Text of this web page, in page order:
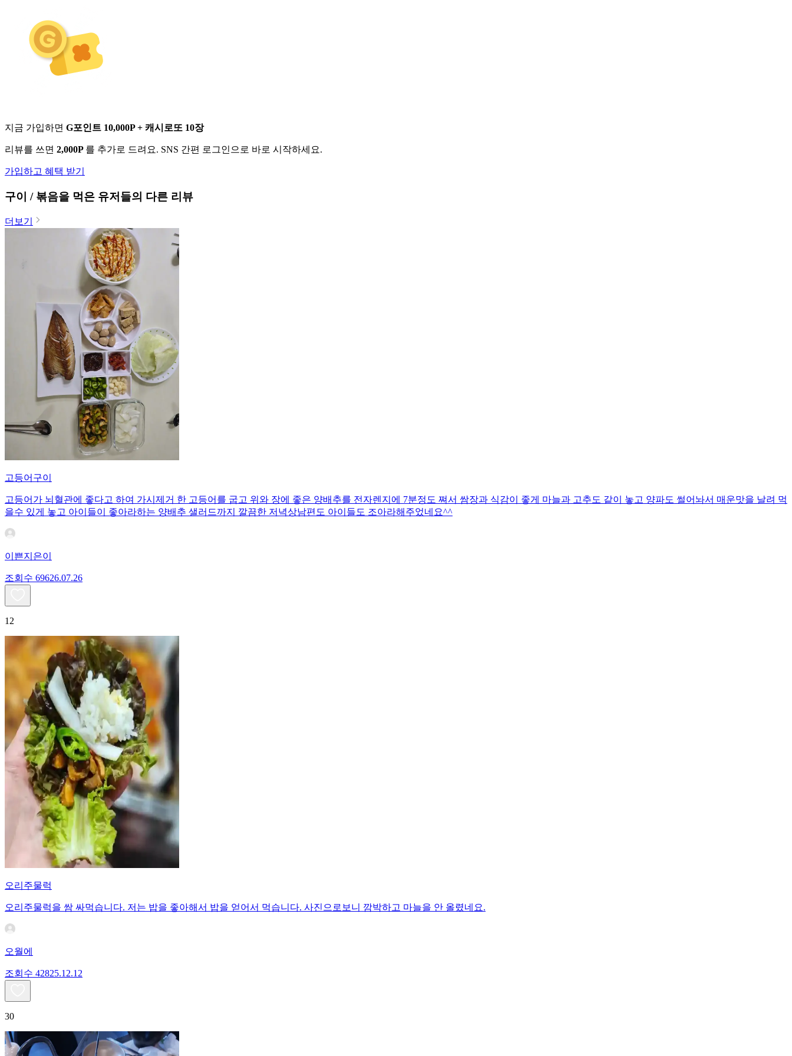
지금 가입하면 G포인트 10,000P + 캐시로또 10장
리뷰를 쓰면 2,000P 를 추가로 드려요. SNS 간편 로그인으로 바로 시작하세요.
가입하고 혜택 받기
구이 / 볶음을 먹은 유저들의 다른 리뷰
더보기
고등어구이
고등어가 뇌혈관에 좋다고 하여 가시제거 한 고등어를 굽고 위와 장에 좋은 양배추를 전자렌지에 7분정도 쪄서 쌈장과 식감이 좋게 마늘과 고추도 같이 놓고 양파도 썰어놔서 매운맛을 날려 먹
을수 있게 놓고 아이들이 좋아라하는 양배추 샐러드까지 깔끔한 저녁상남편도 아이들도 조아라해주었네요^^
이쁜지은이
조회수 69626.07.26
12
오리주물럭
오리주물럭을 쌈 싸먹습니다. 저는 밥을 좋아해서 밥을 얻어서 먹습니다. 사진으로보니 깜박하고 마늘을 안 올렸네요.
오월에
조회수 42825.12.12
30